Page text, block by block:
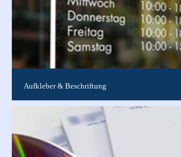
Aufkleber & Beschriftung
Jede Größe, jede Form, jede Auflage für den
Outdoorbereich auf verschiedenen Folien in
Von Etiketten bis...